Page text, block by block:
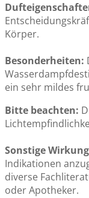
Körper.
Besonderheiten:
ein sehr mildes
Bitte beachten:
Sonstige
Indikationen
diverse
oder Apotheker.